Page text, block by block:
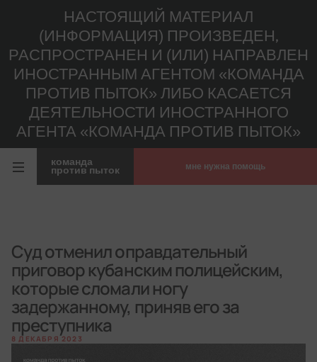
НАСТОЯЩИЙ МАТЕРИАЛ
(ИНФОРМАЦИЯ) ПРОИЗВЕДЕН,
РАСПРОСТРАНЕН И (ИЛИ) НАПРАВЛЕН
ИНОСТРАННЫМ АГЕНТОМ «КОМАНДА
ПРОТИВ ПЫТОК» ЛИБО КАСАЕТСЯ
ДЕЯТЕЛЬНОСТИ ИНОСТРАННОГО
АГЕНТА «КОМАНДА ПРОТИВ ПЫТОК»
команда
против пыток мне нужна помощь
Суд отменил оправдательный
приговор кубанским полицейским,
которые сломали ногу
задержанному, приняв его за
преступника
8 ДЕКАБРЯ 2023